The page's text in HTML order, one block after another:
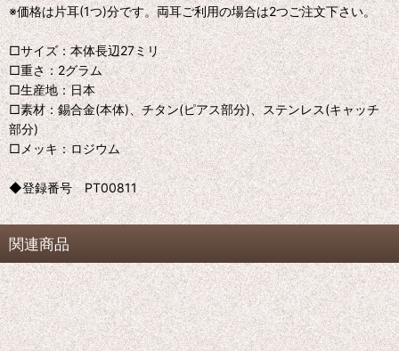
※価格は片耳(1つ)分です。両耳ご利用の場合は2つご注文下さい。
□サイズ：本体長辺27ミリ
□重さ：2グラム
□生産地：日本
□素材：錫合金(本体)、チタン(ピアス部分)、ステンレス(キャッチ
部分)
□メッキ：ロジウム
◆登録番号 PT00811
関連商品